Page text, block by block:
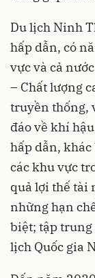
Du lịch Ninh
hấp dẫn, có
vực và cả
– Chất lượng
truyền thống,
đáo về khí
hấp dẫn,
các khu vực
quả lợi thế tài
những hạn
biệt; tập
lịch Quốc gia